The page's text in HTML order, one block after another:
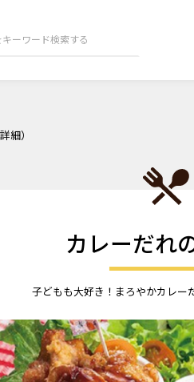
細）
カレーだれ
子どもも大好き！まろやかカレー
刷する